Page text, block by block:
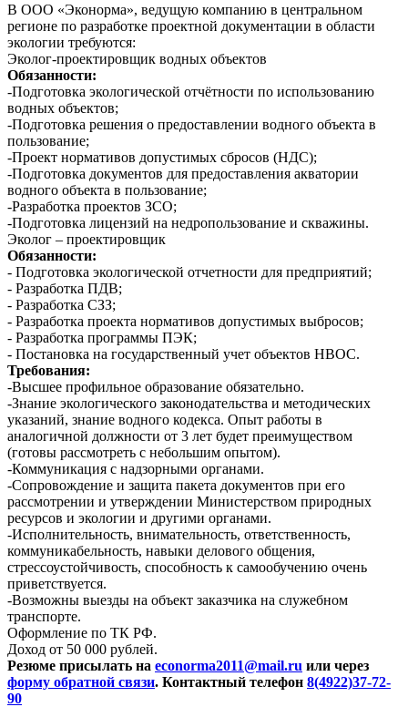
В ООО «Эконорма», ведущую компанию в центральном
регионе по разработке проектной документации в области
экологии требуются:
Эколог-проектировщик водных объектов
Обязанности:
-Подготовка экологической отчётности по использованию
водных объектов;
-Подготовка решения о предоставлении водного объекта в
пользование;
-Проект нормативов допустимых сбросов (НДС);
-Подготовка документов для предоставления акватории
водного объекта в пользование;
-Разработка проектов ЗСО;
-Подготовка лицензий на недропользование и скважины.
Эколог – проектировщик
Обязанности:
- Подготовка экологической отчетности для предприятий;
- Разработка ПДВ;
- Разработка СЗЗ;
- Разработка проекта нормативов допустимых выбросов;
- Разработка программы ПЭК;
- Постановка на государственный учет объектов НВОС.
Требования:
-Высшее профильное образование обязательно.
-Знание экологического законодательства и методических
указаний, знание водного кодекса. Опыт работы в
аналогичной должности от 3 лет будет преимуществом
(готовы рассмотреть с небольшим опытом).
-Коммуникация с надзорными органами.
-Сопровождение и защита пакета документов при его
рассмотрении и утверждении Министерством природных
ресурсов и экологии и другими органами.
-Исполнительность, внимательность, ответственность,
коммуникабельность, навыки делового общения,
стрессоустойчивость, способность к самообучению очень
приветствуется.
-Возможны выезды на объект заказчика на служебном
транспорте.
Оформление по ТК РФ.
Доход от 50 000 рублей.
Резюме присылать на econorma2011@mail.ru или через
форму обратной связи. Контактный телефон 8(4922)37-72-
90